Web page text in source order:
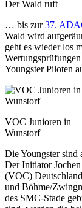
Der Wald ruft
… bis zur37.
Wald wird
geht es wieder los
Youngster Piloten
VOC Junioren in
Wunstorf
Die Youngster sind
Der Initiator
(VOC)
und Böhme/
des SMC-Stade